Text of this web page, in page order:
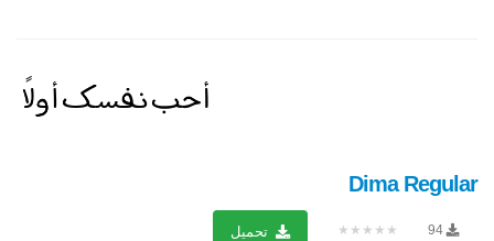
Dima Regular
94
★★★★★ تحميل